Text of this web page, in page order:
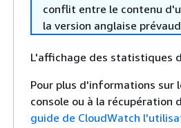
conflit entre le contenu
la version anglaise
L'affichage des statistiques
Pour plus d'informations sur
console ou à la récupération
guide de CloudWatch